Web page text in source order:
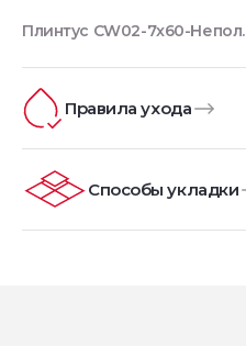
Плинтус CW02-7x60-Непол.
Правила ухода
Способы укладки